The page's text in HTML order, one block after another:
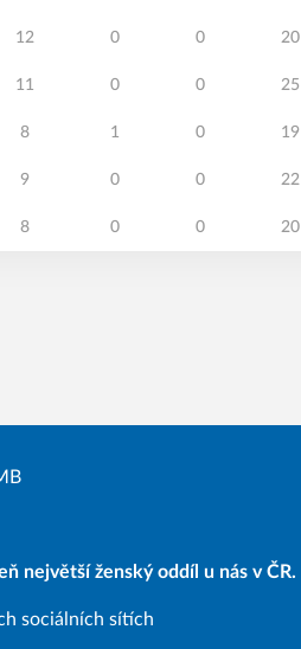
12 0 0 20
11 0 0 25
8 1 0 19
9 0 0 22
8 0 0 20
největší ženský oddíl u nás v ČR.
sociálních sítích